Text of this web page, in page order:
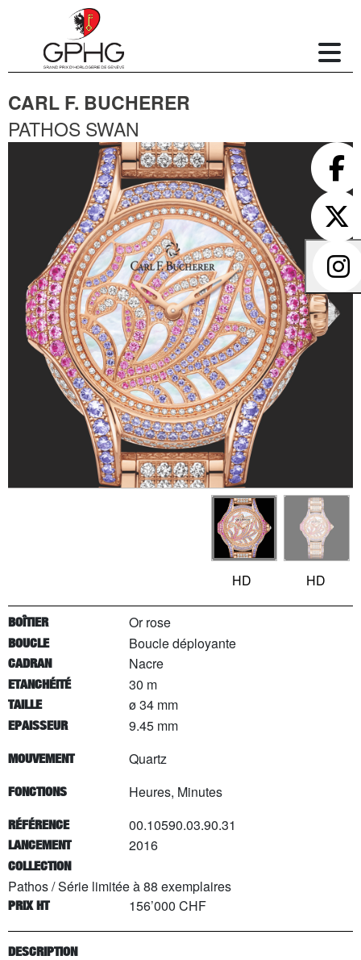
CARL F. BUCHERER
PATHOS SWAN
HD HD
BOÎTIER Or rose
BOUCLE Boucle déployante
CADRAN Nacre
ETANCHÉITÉ 30 m
TAILLE ø 34 mm
EPAISSEUR 9.45 mm
MOUVEMENT Quartz
FONCTIONS Heures, Minutes
RÉFÉRENCE 00.10590.03.90.31
LANCEMENT 2016
COLLECTION
Pathos/Série limitée à88 exemplaires
PRIX HT 156’000 CHF
DESCRIPTION